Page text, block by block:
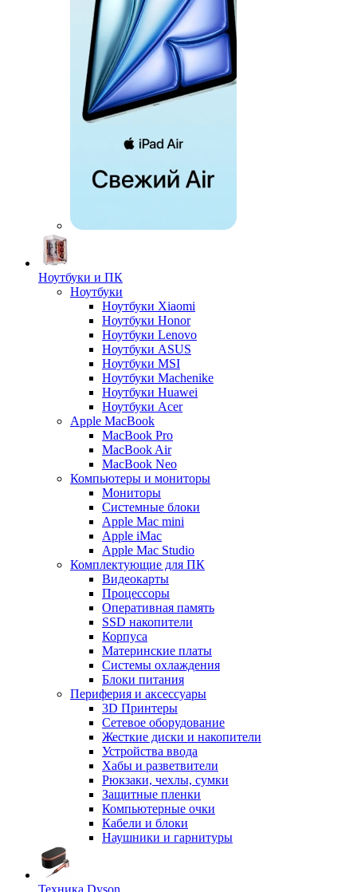
Ноутбуки и ПК
Ноутбуки
Ноутбуки Xiaomi
Ноутбуки Honor
Ноутбуки Lenovo
Ноутбуки ASUS
Ноутбуки MSI
Ноутбуки Machenike
Ноутбуки Huawei
Ноутбуки Acer
Apple MacBook
MacBook Pro
MacBook Air
MacBook Neo
Компьютеры и мониторы
Мониторы
Системные блоки
Apple Mac mini
Apple iMac
Apple Mac Studio
Комплектующие для ПК
Видеокарты
Процессоры
Оперативная память
SSD накопители
Корпуса
Материнские платы
Системы охлаждения
Блоки питания
Периферия и аксессуары
3D Принтеры
Сетевое оборудование
Жесткие диски и накопители
Устройства ввода
Хабы и разветвители
Рюкзаки, чехлы, сумки
Защитные пленки
Компьютерные очки
Кабели и блоки
Наушники и гарнитуры
Техника Dyson